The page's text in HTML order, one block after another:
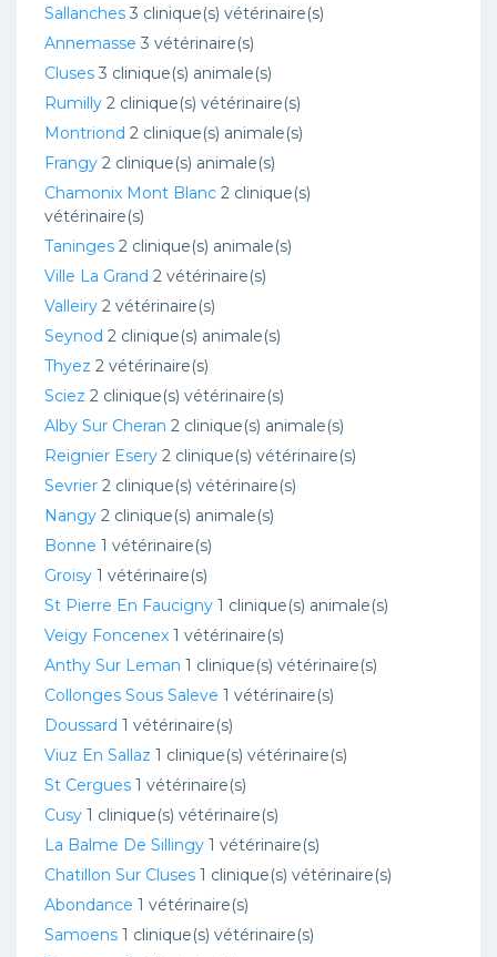
Sallanches 3 clinique(s) vétérinaire(s)
Annemasse 3 vétérinaire(s)
Cluses 3 clinique(s) animale(s)
Rumilly 2 clinique(s) vétérinaire(s)
Montriond 2 clinique(s) animale(s)
Frangy 2 clinique(s) animale(s)
Chamonix Mont Blanc 2 clinique(s)
vétérinaire(s)
Taninges 2 clinique(s) animale(s)
Ville La Grand 2 vétérinaire(s)
Valleiry 2 vétérinaire(s)
Seynod 2 clinique(s) animale(s)
Thyez 2 vétérinaire(s)
Sciez 2 clinique(s) vétérinaire(s)
Alby Sur Cheran 2 clinique(s) animale(s)
Reignier Esery 2 clinique(s) vétérinaire(s)
Sevrier 2 clinique(s) vétérinaire(s)
Nangy 2 clinique(s) animale(s)
Bonne 1 vétérinaire(s)
Groisy 1 vétérinaire(s)
St Pierre En Faucigny 1 clinique(s) animale(s)
Veigy Foncenex 1 vétérinaire(s)
Anthy Sur Leman 1 clinique(s) vétérinaire(s)
Collonges Sous Saleve 1 vétérinaire(s)
Doussard 1 vétérinaire(s)
Viuz En Sallaz 1 clinique(s) vétérinaire(s)
St Cergues 1 vétérinaire(s)
Cusy 1 clinique(s) vétérinaire(s)
La Balme De Sillingy 1 vétérinaire(s)
Chatillon Sur Cluses 1 clinique(s) vétérinaire(s)
Abondance 1 vétérinaire(s)
Samoens 1 clinique(s) vétérinaire(s)